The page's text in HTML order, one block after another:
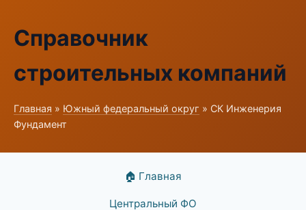
Справочник
строительных компаний
Главная » Южный федеральный округ » СК Инженерия
Фундамент
🏠 Главная
Центральный ФО